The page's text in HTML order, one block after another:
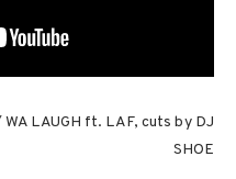
LAUGH ft. LAF, cuts by DJ
SHOE